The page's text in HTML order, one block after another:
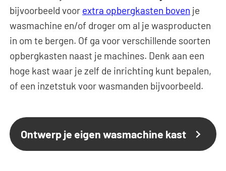
bijvoorbeeld voor extra opbergkasten boven je
wasmachine en/of droger om al je wasproducten
in om te bergen. Of ga voor verschillende soorten
opbergkasten naast je machines. Denk aan een
hoge kast waar je zelf de inrichting kunt bepalen,
of een inzetstuk voor wasmanden bijvoorbeeld.
Ontwerp je eigen wasmachine kast